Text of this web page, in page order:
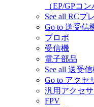
（EP/GPコ
See all RCプ
Go to 送受信
プロポ
受信機
電子部品
See all 送受
Go to アクセ
汎用アクセ
FPV